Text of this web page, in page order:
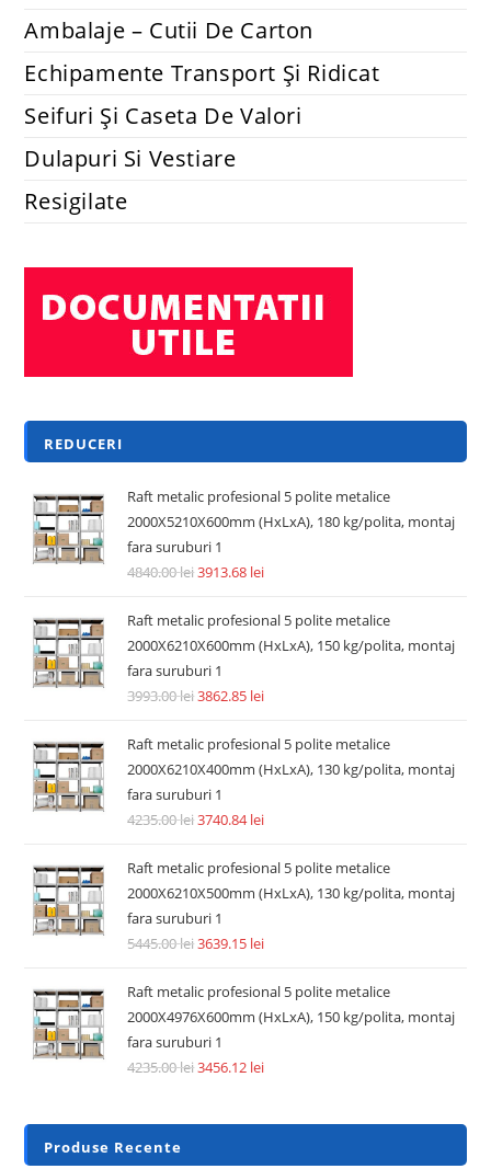
Ambalaje – Cutii De Carton
Echipamente Transport Și Ridicat
Seifuri Și Caseta De Valori
Dulapuri Si Vestiare
Resigilate
REDUCERI
Raft metalic profesional 5 polite metalice
2000X5210X600mm (HxLxA), 180 kg/polita, montaj
fara suruburi 1
4840.00lei3913.68 lei
Raft metalic profesional 5 polite metalice
2000X6210X600mm (HxLxA), 150 kg/polita, montaj
fara suruburi 1
3993.00lei3862.85 lei
Raft metalic profesional 5 polite metalice
2000X6210X400mm (HxLxA), 130 kg/polita, montaj
fara suruburi 1
4235.00lei3740.84lei
Raft metalic profesional 5 polite metalice
2000X6210X500mm (HxLxA), 130 kg/polita, montaj
fara suruburi 1
5445.00lei3639.15 lei
Raft metalic profesional 5 polite metalice
2000X4976X600mm (HxLxA), 150 kg/polita, montaj
fara suruburi 1
4235.00lei3456.12 lei
Produse Recente